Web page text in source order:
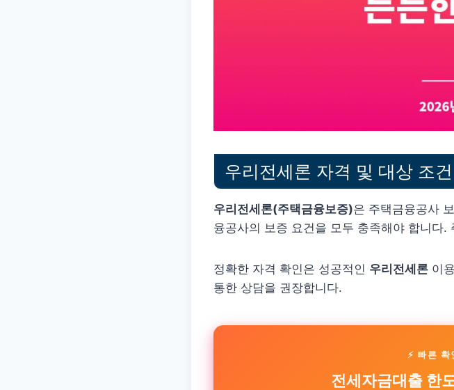
우리전세론 자격 및 대상 조건
우리전세론(주택금융보증)은 주택금융공사
융공사의 보증 요건을 모두 충족해야 합니다.
정확한 자격 확인은 성공적인 우리전세론 이
통한 상담을 권장합니다.
⚡ 빠른
전세자금대출 한